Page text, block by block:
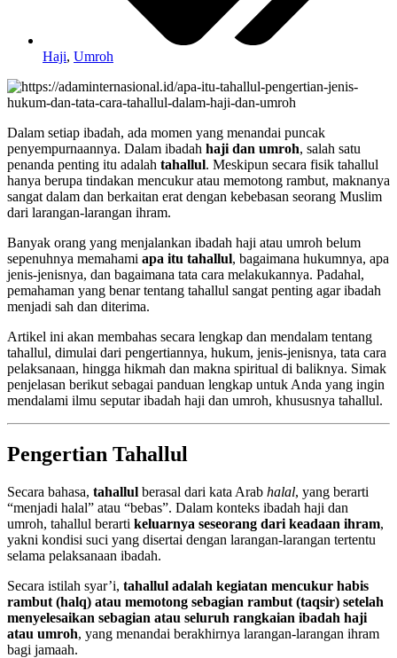
Haji, Umroh
Dalam setiap ibadah, ada momen yang menandai puncak
penyempurnaannya. Dalam ibadah haji dan umroh, salah satu
penanda penting itu adalah tahallul. Meskipun secara fisik tahallul
hanya berupa tindakan mencukur atau memotong rambut, maknanya
sangat dalam dan berkaitan erat dengan kebebasan seorang Muslim
dari larangan-larangan ihram.
Banyak orang yang menjalankan ibadah haji atau umroh belum
sepenuhnya memahami apa itu tahallul, bagaimana hukumnya, apa
jenis-jenisnya, dan bagaimana tata cara melakukannya. Padahal,
pemahaman yang benar tentang tahallul sangat penting agar ibadah
menjadi sah dan diterima.
Artikel ini akan membahas secara lengkap dan mendalam tentang
tahallul, dimulai dari pengertiannya, hukum, jenis-jenisnya, tata cara
pelaksanaan, hingga hikmah dan makna spiritual di baliknya. Simak
penjelasan berikut sebagai panduan lengkap untuk Anda yang ingin
mendalami ilmu seputar ibadah haji dan umroh, khususnya tahallul.
Pengertian Tahallul
Secara bahasa, tahallul berasal dari kata Arab halal, yang berarti
“menjadi halal” atau “bebas”. Dalam konteks ibadah haji dan
umroh, tahallul berarti keluarnya seseorang dari keadaan ihram,
yakni kondisi suci yang disertai dengan larangan-larangan tertentu
selama pelaksanaan ibadah.
Secara istilah syar’i, tahallul adalah kegiatan mencukur habis
rambut (halq) atau memotong sebagian rambut (taqsir) setelah
menyelesaikan sebagian atau seluruh rangkaian ibadah haji
atau umroh, yang menandai berakhirnya larangan-larangan ihram
bagi jamaah.